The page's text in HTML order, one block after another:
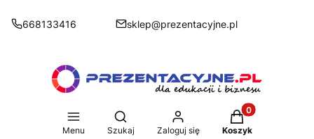
668133416 sklep@prezentacyjne.pl
Menu
Otwórz wyszukiwarkę
Szukaj Zaloguj się
Produkty w
Koszyk